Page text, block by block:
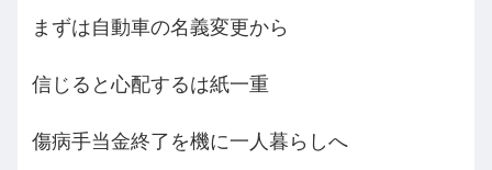
まずは自動車の名義変更から
信じると心配するは紙一重
傷病手当金終了を機に一人暮らしへ